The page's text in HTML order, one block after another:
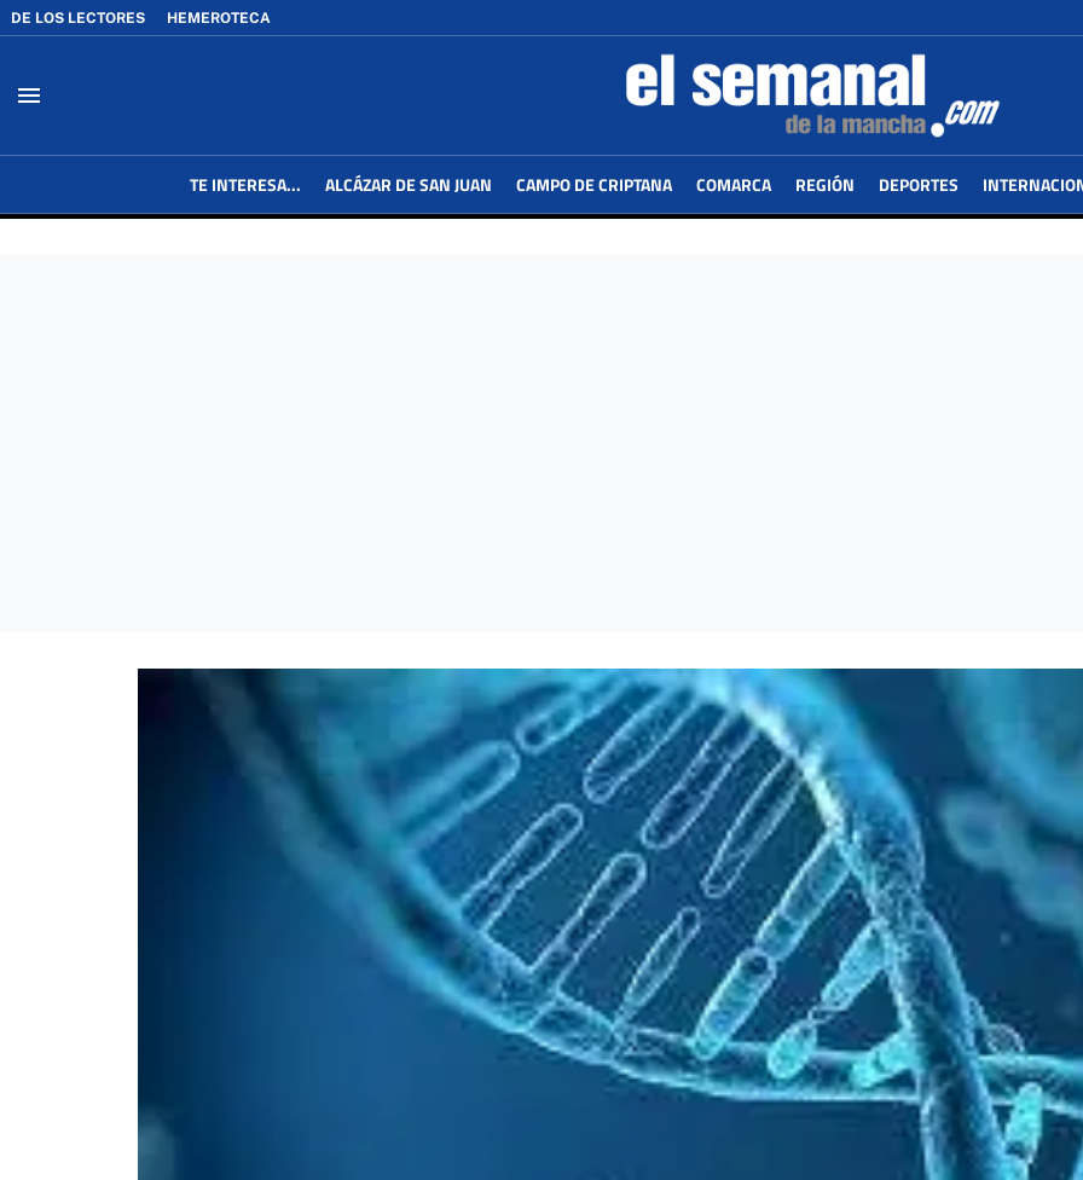
DE LOS LECTORES HEMEROTECA
menu
TE INTERESA... ALCÁZAR DE SAN JUAN CAMPO DE CRIPTANA COMARCA REGIÓN DEPORTES